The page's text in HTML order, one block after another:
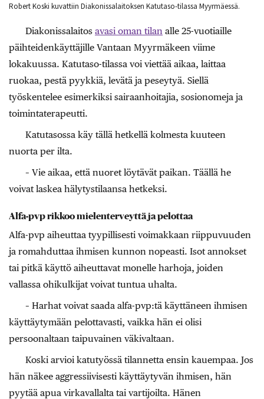
Robert Koski kuvattiin Diakonissalaitoksen Katutaso-tilassa Myyrmäessä.
Diakonissalaitos avasi oman tilan alle 25-vuotiaille
päihteidenkäyttäjille Vantaan Myyrmäkeen viime
lokakuussa. Katutaso-tilassa voi viettää aikaa, laittaa
ruokaa, pestä pyykkiä, levätä ja peseytyä. Siellä
työskentelee esimerkiksi sairaanhoitajia, sosionomeja ja
toimintaterapeutti.
Katutasossa käy tällä hetkellä kolmesta kuuteen
nuorta per ilta.
– Vie aikaa, että nuoret löytävät paikan. Täällä he
voivat laskea hälytystilaansa hetkeksi.
Alfa-pvp rikkoo mielenterveyttä ja pelottaa
Alfa-pvp aiheuttaa tyypillisesti voimakkaan riippuvuuden
ja romahduttaa ihmisen kunnon nopeasti. Isot annokset
tai pitkä käyttö aiheuttavat monelle harhoja, joiden
vallassa ohikulkijat voivat tuntua uhalta.
– Harhat voivat saada alfa-pvp:tä käyttäneen ihmisen
käyttäytymään pelottavasti, vaikka hän ei olisi
persoonaltaan taipuvainen väkivaltaan.
Koski arvioi katutyössä tilannetta ensin kauempaa. Jos
hän näkee aggressiivisesti käyttäytyvän ihmisen, hän
pyytää apua virkavallalta tai vartijoilta. Hänen